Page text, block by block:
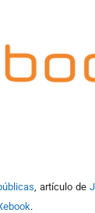
, artículo de
.